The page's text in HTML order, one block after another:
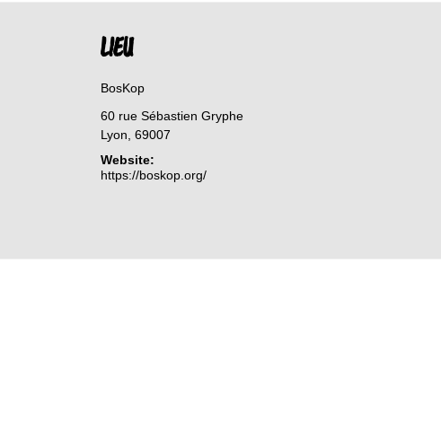
LIEU
BosKop
60 rue Sébastien Gryphe
Lyon 69007
Website:
https://boskop.org/